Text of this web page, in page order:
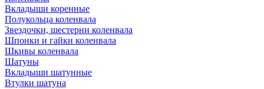
Вкладыши коренные
Полукольца коленвала
Звездочки, шестерни коленвала
Шпонки и гайки коленвала
Шкивы коленвала
Шатуны
Вкладыши шатунные
Втулки шатуна